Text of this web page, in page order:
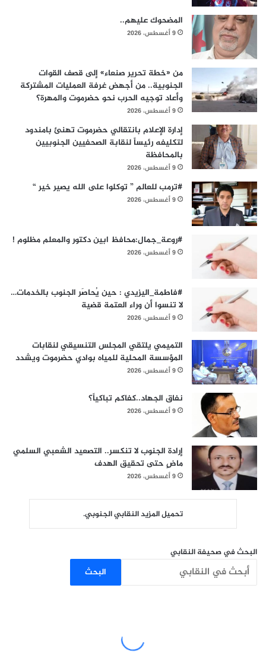
المضحوك عليهم..
9 أغسطس، 2026
من «خطة تحرير صنعاء» إلى قصف القوات
الجنوبية.. من أجهض غرفة العمليات المشتركة
وأعاد توجيه الحرب نحو حضرموت والمهرة؟
9 أغسطس، 2026
إدارة الإعلام بانتقالي حضرموت تهنئ بامندود
لتكليفه رئيساً لنقابة الصحفيين الجنوبيين
بالمحافظة
9 أغسطس، 2026
#ترمب للعالم ” توكلوا على الله يصير خير “
9 أغسطس، 2026
#روعة_جمال:محافظ ابين دكتور والمعلم مظلوم !
9 أغسطس، 2026
#فاطمة_اليزيدي : حين يُحاصَر الجنوب بالخدمات…
لا تنسوا أن وراء العتمة قضية
9 أغسطس، 2026
التميمي يلتقي المجلس التنسيقي لنقابات
المؤسسة المحلية للمياه بوادي حضرموت ويشدد
9 أغسطس، 2026
نفاق الجهاد..كفاكم تباكياً؟
9 أغسطس، 2026
إرادة الجنوب لا تنكسر.. التصعيد الشعبي السلمي
ماضٍ حتى تحقيق الهدف
9 أغسطس، 2026
تحميل المزيد النقابي الجنوبي.
البحث في صحيفة النقابي
البحث